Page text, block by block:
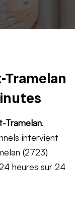
Tramelan.
intervient
(2723)
heures sur 24